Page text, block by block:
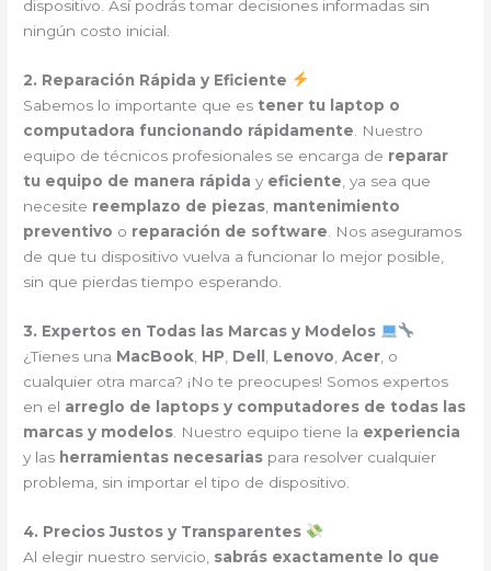
dispositivo. Así podrás tomar decisiones informadas sin
ningún costo inicial.
2. Reparación Rápida y Eficiente
Sabemos lo importante que es tener tu laptop o
computadora funcionando rápidamente . Nuestro
equipo de técnicos profesionales se encarga de reparar
tu equipo de manera rápida y eficiente , ya sea que
necesite reemplazo de piezas mantenimiento
preventivo o reparación de software . Nos aseguramos
de que tu dispositivo vuelva a funcionar lo mejor posible,
sin que pierdas tiempo esperando.
3. Expertos en Todas las Marcas y Modelos
¿Tienes una MacBook HP Dell Lenovo ,Acer , o
cualquier otra marca? ¡No te preocupes! Somos expertos
en el arreglo de laptops y computadores de todas las
marcas y modelos . Nuestro equipo tiene la experiencia
y las herramientas necesarias para resolver cualquier
problema, sin importar el tipo de dispositivo.
4. Precios Justos y Transparentes
Al elegir nuestro servicio, sabrás exactamente lo que